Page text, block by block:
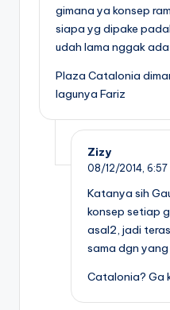
gimana ya konsep
siapa yg dipake
udah lama nggak ada
Plaza Catalonia
lagunya Fariz
Zizy
08/12/2014, 6:57
Katanya sih
konsep setiap
asal2, jadi
sama dgn yang
Catalonia? Ga